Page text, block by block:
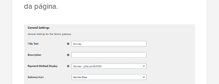
da página.